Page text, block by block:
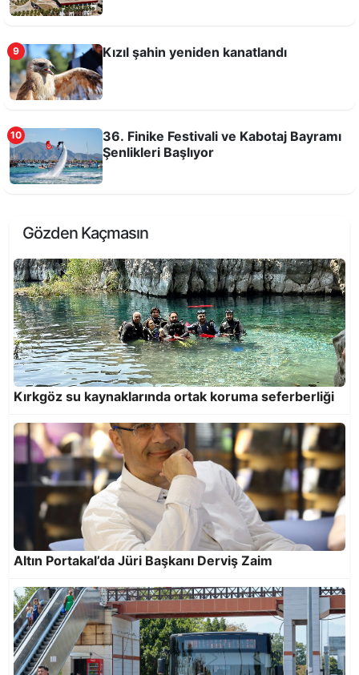
Aslan Burcunda Güneş Tutulması
Muratpaşa’dan Türk dünyasına kardeş şehir
adımı
Çöpkapar denizlerimizde hizmette
9 Kızıl şahin yeniden kanatlandı
10
36. Finike Festivali ve Kabotaj Bayramı
Şenlikleri Başlıyor
Gözden Kaçmasın
Kırkgöz su kaynaklarında ortak koruma seferberliği
Altın Portakal’da Jüri Başkanı Derviş Zaim